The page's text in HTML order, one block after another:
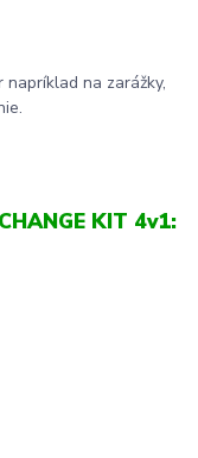
na zarážky,
KIT 4v1: